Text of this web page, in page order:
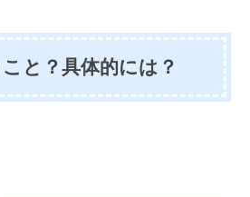
と？具体的には？